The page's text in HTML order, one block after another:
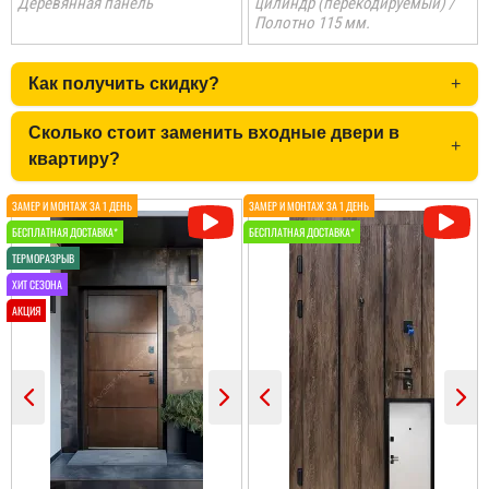
Анатолій
Потрібно було троє
дверей, в будинок, в
літню кухню і в сарай,
Коля
Не переплачуєш
виробника, тому якщо
цінуєте свої кошти і вам
потрібні двері, то вам
сюди. ...
Полотно 115 мм.
Как получить скидку? +
Сколько стоит заменить входные двери в
квартиру?
+